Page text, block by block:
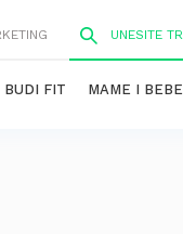
BUDI FIT MAME I BEBE